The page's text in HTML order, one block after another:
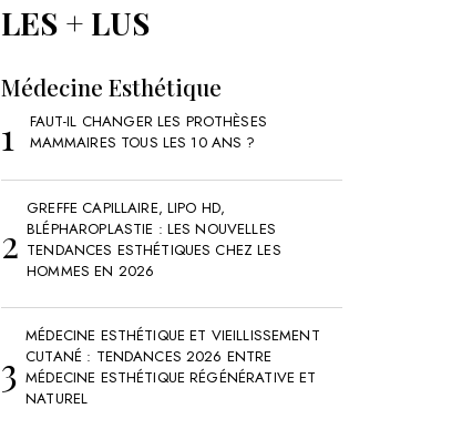
LES + LUS
Médecine Esthétique
FAUT-IL CHANGER LES PROTHÈSES
MAMMAIRES TOUS LES 10 ANS ?
GREFFE CAPILLAIRE, LIPO HD,
BLÉPHAROPLASTIE : LES NOUVELLES
TENDANCES ESTHÉTIQUES CHEZ LES
HOMMES EN 2026
MÉDECINE ESTHÉTIQUE ET VIEILLISSEMENT
CUTANÉ : TENDANCES 2026 ENTRE
MÉDECINE ESTHÉTIQUE RÉGÉNÉRATIVE ET
NATUREL